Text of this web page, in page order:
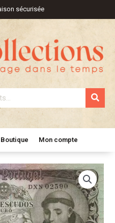
sécurisée
Boutique Mon compte